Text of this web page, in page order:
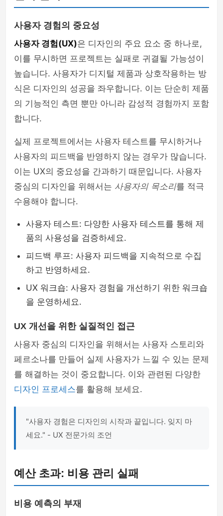
사용자 경험의 중요성
사용자 경험(UX)은 디자인의 주요 요소 중 하나로,
이를 무시하면 프로젝트는 실패로 귀결될 가능성이
높습니다. 사용자가 디지털 제품과 상호작용하는 방
식은 디자인의 성공을 좌우합니다. 이는 단순히 제품
의 기능적인 측면 뿐만 아니라 감성적 경험까지 포함
합니다.
실제 프로젝트에서는 사용자 테스트를 무시하거나
사용자의 피드백을 반영하지 않는 경우가 많습니다.
이는 UX의 중요성을 간과하기 때문입니다. 사용자
중심의 디자인을 위해서는 사용자의 목소리를 적극
수용해야 합니다.
사용자 테스트: 다양한 사용자 테스트를 통해 제
품의 사용성을 검증하세요.
피드백 루프: 사용자 피드백을 지속적으로 수집
하고 반영하세요.
UX 워크숍: 사용자 경험을 개선하기 위한 워크숍
을 운영하세요.
UX 개선을 위한 실질적인 접근
사용자 중심의 디자인을 위해서는 사용자 스토리와
페르소나를 만들어 실제 사용자가 느낄 수 있는 문제
를 해결하는 것이 중요합니다. 이와 관련된 다양한
디자인 프로세스를 활용해 보세요.
"사용자 경험은 디자인의 시작과 끝입니다. 잊지 마
세요." - UX 전문가의 조언
예산 초과: 비용 관리 실패
비용 예측의 부재